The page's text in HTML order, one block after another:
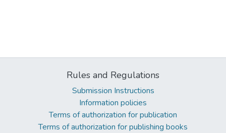
Rules and Regulations
Submission Instructions
Information policies
Terms of authorization for publication
Terms of authorization for publishing books